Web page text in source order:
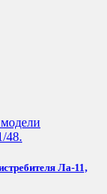
Ла-11,